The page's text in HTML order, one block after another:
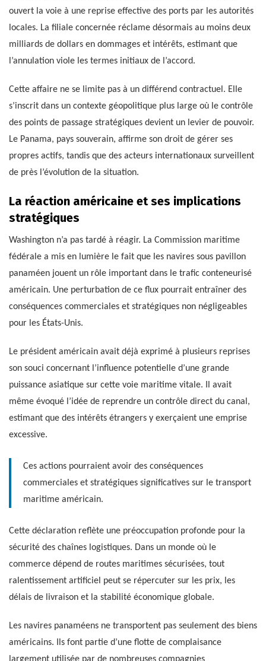
ouvert la voie à une reprise effective des ports par les autorités
locales. La filiale concernée réclame désormais au moins deux
milliards de dollars en dommages et intérêts, estimant que
l’annulation viole les termes initiaux de l’accord.
Cette affaire ne se limite pas à un différend contractuel. Elle
s’inscrit dans un contexte géopolitique plus large où le contrôle
des points de passage stratégiques devient un levier de pouvoir.
Le Panama, pays souverain, affirme son droit de gérer ses
propres actifs, tandis que des acteurs internationaux surveillent
de près l’évolution de la situation.
La réaction américaine et ses implications
stratégiques
Washington n’a pas tardé à réagir. La Commission maritime
fédérale a mis en lumière le fait que les navires sous pavillon
panaméen jouent un rôle important dans le trafic conteneurisé
américain. Une perturbation de ce flux pourrait entraîner des
conséquences commerciales et stratégiques non négligeables
pour les États-Unis.
Le président américain avait déjà exprimé à plusieurs reprises
son souci concernant l’influence potentielle d’une grande
puissance asiatique sur cette voie maritime vitale. Il avait
même évoqué l’idée de reprendre un contrôle direct du canal,
estimant que des intérêts étrangers y exerçaient une emprise
excessive.
Ces actions pourraient avoir des conséquences
commerciales et stratégiques significatives sur le transport
maritime américain.
Cette déclaration reflète une préoccupation profonde pour la
sécurité des chaînes logistiques. Dans un monde où le
commerce dépend de routes maritimes sécurisées, tout
ralentissement artificiel peut se répercuter sur les prix, les
délais de livraison et la stabilité économique globale.
Les navires panaméens ne transportent pas seulement des biens
américains. Ils font partie d’une flotte de complaisance
largement utilisée par de nombreuses compagnies